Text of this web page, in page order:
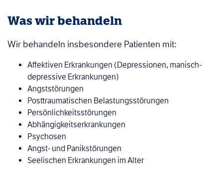
Was wir behandeln
Wir behandeln insbesondere Patienten mit:
Affektiven Erkrankungen (Depressionen, manisch-
depressive Erkrankungen)
Angststörungen
Posttraumatischen Belastungsstörungen
Persönlichkeitsstörungen
Abhängigkeitserkrankungen
Psychosen
Angst- und Panikstörungen
Seelischen Erkrankungen im Alter